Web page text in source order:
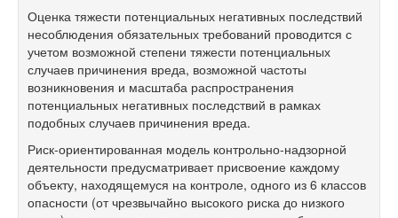
Оценка тяжести потенциальных негативных последствий
несоблюдения обязательных требований проводится с
учетом возможной степени тяжести потенциальных
случаев причинения вреда, возможной частоты
возникновения и масштаба распространения
потенциальных негативных последствий в рамках
подобных случаев причинения вреда.
Риск-ориентированная модель контрольно-надзорной
деятельности предусматривает присвоение каждому
объекту, находящемуся на контроле, одного из 6 классов
опасности (от чрезвычайно высокого риска до низкого